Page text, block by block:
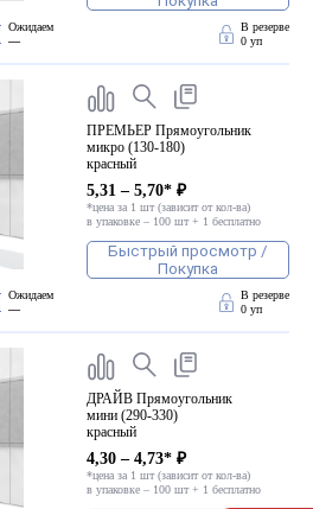
Ожидаем
—
В резерве
0 уп
ПРЕМЬЕР Прямоугольник
микро (130-180)
красный
5,31 – 5,70* ₽
*цена за 1 шт (зависит от кол-ва)
в упаковке – 100 шт + 1 бесплатно
Быстрый просмотр /
Покупка
Ожидаем
—
В резерве
0 уп
ДРАЙВ Прямоугольник
мини (290-330)
красный
4,30 – 4,73* ₽
*цена за 1 шт (зависит от кол-ва)
в упаковке – 100 шт + 1 бесплатно